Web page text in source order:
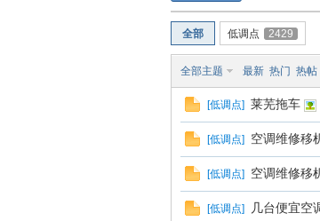
全部 低调点 2429
全部主题 最新 热门 热帖
[低调点] 莱芜拖车
[低调点] 空调维修移
[低调点] 空调维修移
[低调点] 几台便宜空